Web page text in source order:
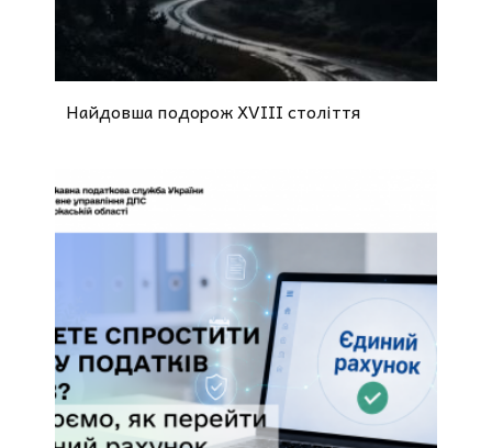
Найдовша подорож XVIII століття